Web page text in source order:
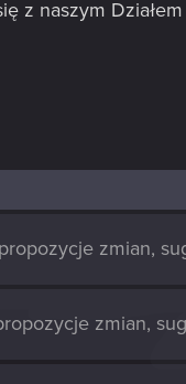
z naszym
zmian,
zmian,